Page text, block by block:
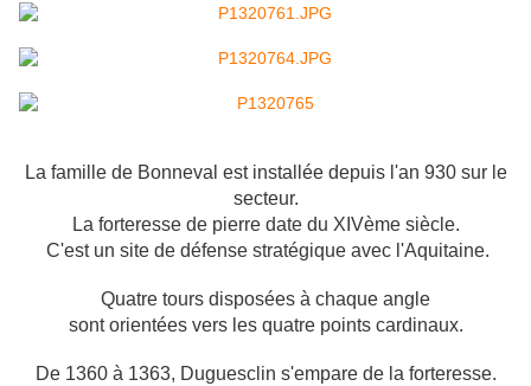
La famille de Bonneval est installée depuis l'an 930 sur le
secteur.
La forteresse de pierre date du XIVème siècle.
C'est un site de défense stratégique avec l'Aquitaine.
Quatre tours disposées à chaque angle
sont orientées vers les quatre points cardinaux.
De 1360 à 1363, Duguesclin s'empare de la forteresse.